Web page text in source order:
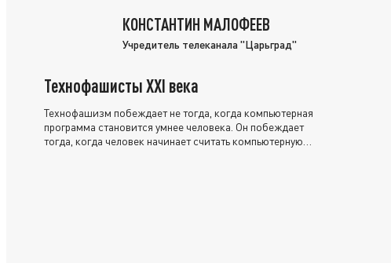
КОНСТАНТИН МАЛОФЕЕВ
Учредитель телеканала "Царьград"
Технофашисты XXI века
Технофашизм побеждает не тогда, когда компьютерная
программа становится умнее человека. Он побеждает
тогда, когда человек начинает считать компьютерную